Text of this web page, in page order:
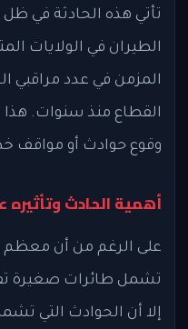
تأتي هذه الحادثة في
الطيران في الولايات
المزمن في عدد مراقبي
القطاع منذ سنوات. هذا
وقوع حوادث أو مواقف
أهمية الحادث
على الرغم من أن معظم
تشمل طائرات صغيرة
إلا أن الحوادث التي